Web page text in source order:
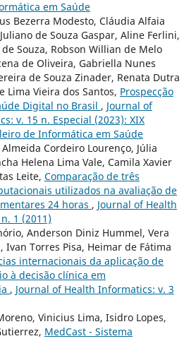
em Saúde
Bezerra Modesto, Cláudia Alfaia
de Souza Gaspar, Aline Ferlini,
Souza, Robson Willian de Melo
de Oliveira, Gabriella Nunes
de Souza Zinader, Renata Dutra
Lima Vieira dos Santos, Prospecção
Digital no Brasil , Journal of
v. 15 n. Especial (2023): XIX
de Informática em Saúde
Cordeiro Lourenço, Júlia
Helena Lima Vale, Camila Xavier
Leite, Comparação de três
utilizados na avaliação de
24 horas , Journal of Health
1 (2011)
Anderson Diniz Hummel, Vera
Ivan Torres Pisa, Heimar de Fátima
internacionais da aplicação de
à decisão clínica em
, Journal of Health Informatics: v. 3
Vinicius Lima, Isidro Lopes,
MedCast - Sistema